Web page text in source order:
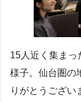
15人近く集まっ
様子。仙台圏の
りがとうござい